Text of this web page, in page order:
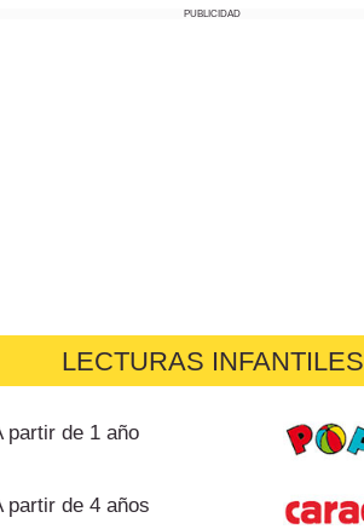
PUBLICIDAD
LECTURAS INFANTILES
partir de 1 año
partir de 4 años